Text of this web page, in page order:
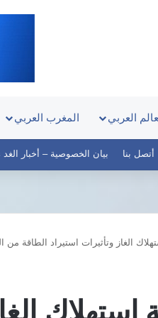
العربي المغرب العربي
أتصل بنا بيان الخصوصية – أخبار الغد Ghad News
الغاز وتأثيرات استيراد الطاقة
تحويل